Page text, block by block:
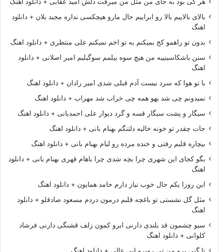
بالای بالاییم بالا رو ابراییم حال مارو هیچکسی نداره مجید یلان + دانلود
اهنگ
بدون تو راهمو کج نمیکنم به تو اخم نمیکنم علی منتظری + دانلود اهنگ
سنن باشکاسینییه من هیچ سوه بیلمم سوگیلیم امیر اصلانی + دانلود
اهنگ
با تو هوا که سرد نیست آدم قبلی شدی امیر رادان + دانلود اهنگ
نمیدونم چی شد یهو همه چی خراب شد مهراب + دانلود اهنگ
سیگار و پشت سیگار قسه و گرد دیوار علی احمدیانی + دانلود اهنگ
جات چقدر تو خونه خالیه دلتنگم بهنام بانی + دانلود اهنگ
بیچاره قلبم رفتی و خنده مرده رو لبام بهنام بانی + دانلود اهنگ
بگو کجای این شهری چرا بچه شدی چرا باهام قهری بهنام بانی + دانلود
اهنگ
این روزا یکم حال خوب نیاز دارم حامد همایون + دانلود اهنگ
مثل گل نشستی تو باغچه قلبم درمون دردم مسعود صادقلو + دانلود
اهنگ
سیو چشمون قد بلندی دارنی ابرو کمون زلف قشنگی دارنی فرشاد
کلوانی + دانلود اهنگ